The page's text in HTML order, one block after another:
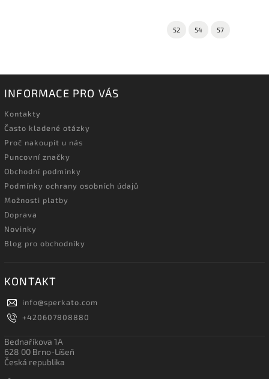
52 54 57
INFORMACE PRO VÁS
Kontakty
Často kladené otázky
Proč nakoupit u nás
Puncovní značky
Obchodní podmínky
Podmínky ochrany osobních údajů
Možnosti platby
Doprava
Novinky
Blog pro obchodníky
KONTAKT
info@sperkato.com
+420607808880
Bednaříkova 1A
628 00 Brno-Líšeň
Česká republika